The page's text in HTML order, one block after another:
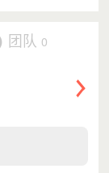
团队 0